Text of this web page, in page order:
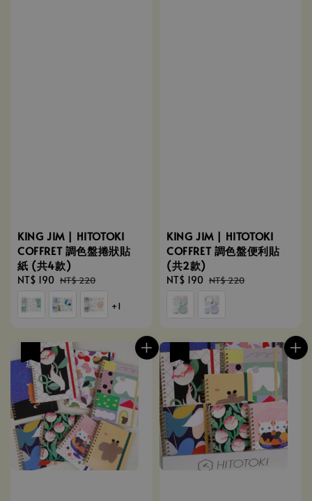
KING JIM | HITOTOKI
COFFRET 調色盤捲狀貼
紙 (共4款)
Sale
NT$ 190 Regular
NT$ 220
+1
KING JIM | HITOTOKI
COFFRET 調色盤便利貼
(共2款)
Sale
price
NT$ 190 Regular
price
NT$ 220